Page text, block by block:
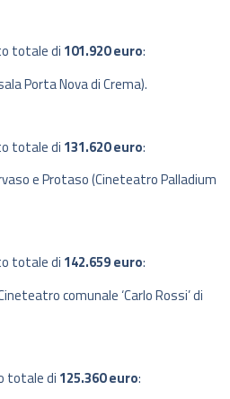
totale di 101.920 euro:
Porta Nova di Crema).
totale di 131.620 euro:
e Protaso (Cineteatro Palladium
totale di 142.659 euro:
comunale ‘Carlo Rossi’ di
totale di 125.360 euro: